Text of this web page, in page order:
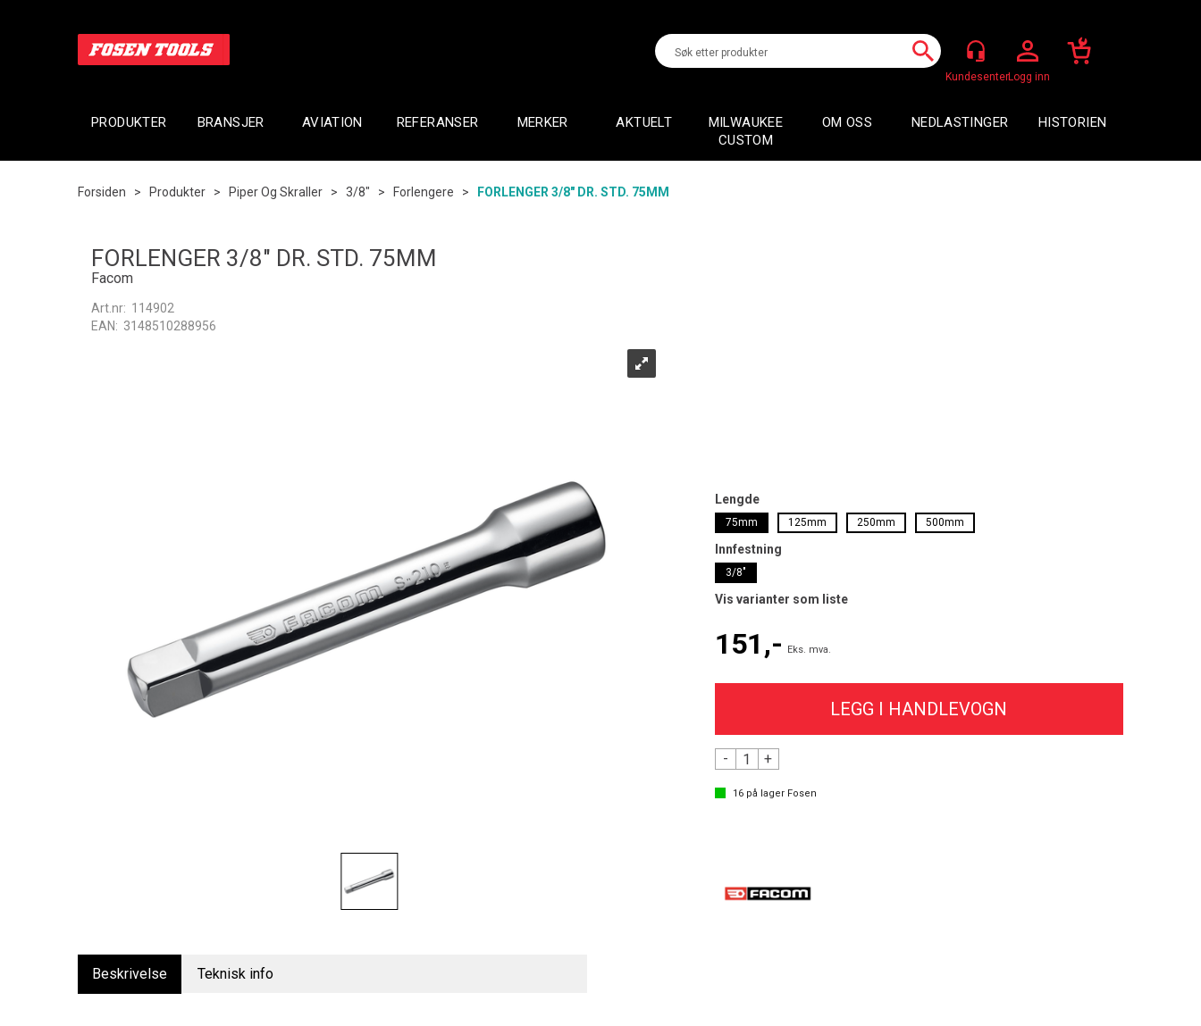
Logg inn
PRODUKTER BRANSJER AVIATION REFERANSER MERKER AKTUELT
MILWAUKEE
CUSTOM
OM OSS NEDLASTINGER HISTORIEN
Forsiden > Produkter > Piper Og Skraller > 3/8" > Forlengere > FORLENGER 3/8" DR. STD. 75MM
FORLENGER 3/8" DR. STD. 75MM
Facom
Art.nr: 114902
EAN: 3148510288956
Lengde
75mm 125mm 250mm 500mm
Innfestning
3/8"
Vis varianter som liste
151,- Eks. mva.
- +
16på lagerFosen
Beskrivelse Teknisk info